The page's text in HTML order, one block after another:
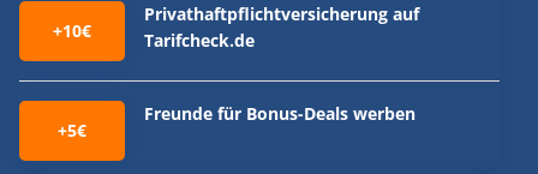
+10€
Privathaftpflichtversicherung auf
Tarifcheck.de
+5€
Freunde für Bonus-Deals werben